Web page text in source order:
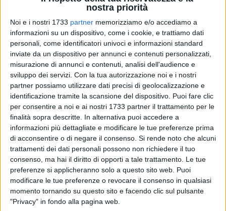
nostra priorità
Noi e i nostri 1733 partner memorizziamo e/o accediamo a
informazioni su un dispositivo, come i cookie, e trattiamo dati
personali, come identificatori univoci e informazioni standard
inviate da un dispositivo per annunci e contenuti personalizzati,
misurazione di annunci e contenuti, analisi dell'audience e
sviluppo dei servizi. Con la tua autorizzazione noi e i nostri
partner possiamo utilizzare dati precisi di geolocalizzazione e
identificazione tramite la scansione del dispositivo. Puoi fare clic
per consentire a noi e ai nostri 1733 partner il trattamento per le
finalità sopra descritte. In alternativa puoi accedere a
informazioni più dettagliate e modificare le tue preferenze prima
di acconsentire o di negare il consenso. Si rende noto che alcuni
trattamenti dei dati personali possono non richiedere il tuo
consenso, ma hai il diritto di opporti a tale trattamento. Le tue
preferenze si applicheranno solo a questo sito web. Puoi
modificare le tue preferenze o revocare il consenso in qualsiasi
momento tornando su questo sito e facendo clic sul pulsante
"Privacy" in fondo alla pagina web.
10:00 - 14:00
Parco dell'Umanità
Natale nei regni immaginari
Giochi da tavolo e di ruolo a tema natalizio con annessi
laboratori creativi in collaborazione con "Scartoff" e "Arte del
sorriso"
A cura dell'associazione Crocevia dei Mondi
10:30 - 13:00
Corso Vittorio Emanuele
Un Natale di mille colori
Gonfiabili, zucchero filato, popcorn, casetta di Babbo Natale,
foto con Babbo Natale
A cura di Magicabula
11:00 - 12:00